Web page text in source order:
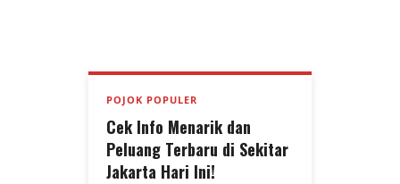
POJOK POPULER
Cek Info Menarik dan
Peluang Terbaru di Sekitar
Jakarta Hari Ini!